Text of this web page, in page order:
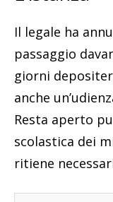
Il legale ha
passaggio
giorni
anche
Resta aperto
scolastica dei
ritiene